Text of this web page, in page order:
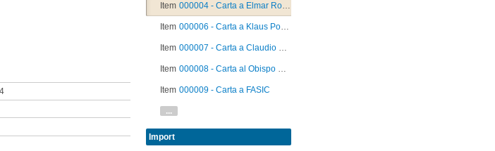
Item 000004 - Carta a Elmar Rompczyk
Item 000006 - Carta a Klaus Poser
Item 000007 - Carta a Claudio González
Item 000008 - Carta al Obispo Vásquez
Item 000009 - Carta a FASIC
...
Import